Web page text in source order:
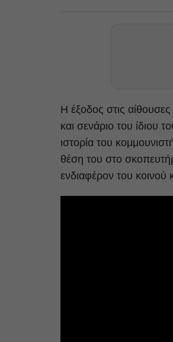
Η έξοδος στις αίθουσες
και σενάριο του ίδιου
ιστορία του
θέση του στο
ενδιαφέρον του κοινού